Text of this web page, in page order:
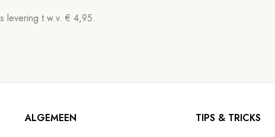
levering t.w.v. € 4,95.
ALGEMEEN TIPS & TRICKS